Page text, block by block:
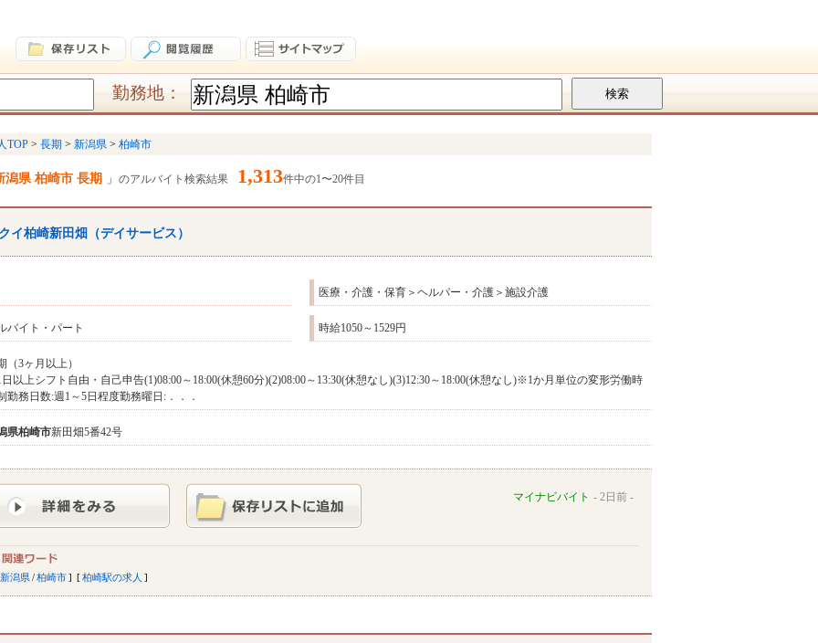
勤務地：
TOP 長期 新潟県 柏崎市
潟県 柏崎市 長期 のアルバイト検索結果 1,313件中の1〜20件目
イ柏崎新田畑（デイサービス）
医療・介護・保育＞ヘルパー・介護＞施設介護
バイト・パート 時給1050～1529円
（3ヶ月以上）
以上シフト自由・自己申告(1)08:00～18:00(休憩60分)(2)08:00～13:30(休憩なし)(3)12:30～18:00(休憩なし)※1か月単位の変形労働時
勤務日数:週1～5日程度勤務曜日:．．．
県柏崎市新田畑5番42号
マイナビバイト 2日前
新潟県/柏崎市 柏崎駅の求人